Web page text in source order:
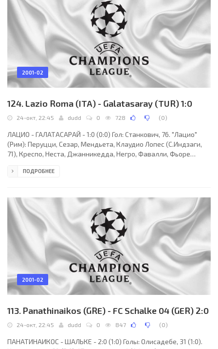
зрителей.
2001-02
124. Lazio Roma (ITA) - Galatasaray (TUR) 1:0
24-окт, 22:45 dudd 0 728 (0)
ЛАЦИО - ГАЛАТАСАРАЙ - 1:0 (0:0) Гол: Станкович, 76. "Лацио"
(Рим): Перуцци, Сезар, Мендьета, Клаудио Лопес (С.Индзаги,
71), Креспо, Неста, Джанникедда, Негро, Фавалли, Фьоре
Мондрагон, Ведат Инсеефе (Суат, 16), Эмре, Юмит Каран (Ариф
(предупреждение). Судья: ЛЕВНИКОВ (Россия). 24 октября. Рим.
Олимпийский стадион.
ПОДРОБНЕЕ
2001-02
113. Panathinaikos (GRE) - FC Schalke 04 (GER) 2:0
24-окт, 22:45 dudd 0 847 (0)
ПАНАТИНАИКОС - ШАЛЬКЕ - 2:0 (1:0) Голы: Олисадебе, 31 (1:0).